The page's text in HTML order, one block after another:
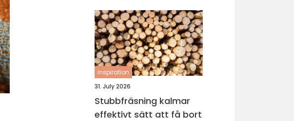
inspiration
31. July 2026
Stubbfräsning kalmar
effektivt sätt att få bort